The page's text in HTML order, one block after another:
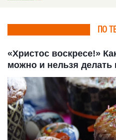
ПО
«Христос воскресе!»
можно и нельзя делать